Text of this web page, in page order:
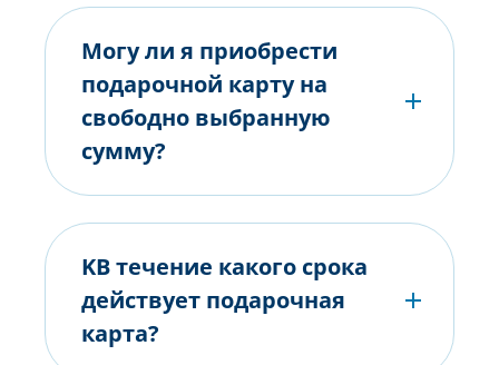
Могу ли я приобрести
подарочной карту на
свободно выбранную
сумму?
KВ течение какого срока
действует подарочная
карта?